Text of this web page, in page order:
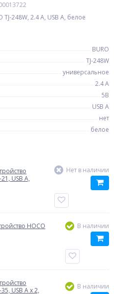
248W, 2.4 А, USB A, белое
BURO
TJ-248W
универсальное
2.4 А
5В
USB A
нет
белое
21, USB A,
Нет в наличии
HOCO
В наличии
35, USB A x 2,
В наличии